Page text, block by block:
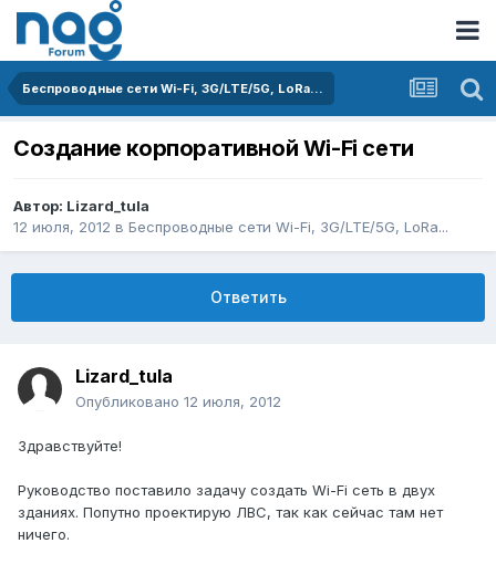
Беспроводные сети Wi-Fi, 3G/LTE/5G, LoRa...
Создание корпоративной Wi-Fi сети
Автор: Lizard_tula
12 июля, 2012 в Беспроводные сети Wi-Fi, 3G/LTE/5G, LoRa...
Ответить
Lizard_tula
Опубликовано 12 июля, 2012
Здравствуйте!
Руководство поставило задачу создать Wi-Fi сеть в двух
зданиях. Попутно проектирую ЛВС, так как сейчас там нет
ничего.